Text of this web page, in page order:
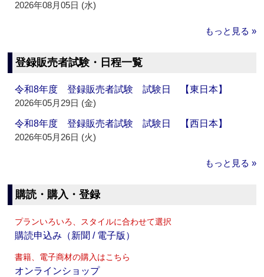
2026年08月05日 (水)
もっと見る »
登録販売者試験・日程一覧
令和8年度 登録販売者試験 試験日 【東日本】
2026年05月29日 (金)
令和8年度 登録販売者試験 試験日 【西日本】
2026年05月26日 (火)
もっと見る »
購読・購入・登録
プランいろいろ、スタイルに合わせて選択
購読申込み（新聞 / 電子版）
書籍、電子商材の購入はこちら
オンラインショップ